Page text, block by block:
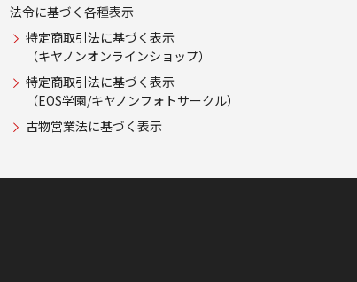
法令に基づく各種表示
特定商取引法に基づく表示
（キヤノンオンラインショップ）
特定商取引法に基づく表示
（EOS学園/キヤノンフォトサークル）
古物営業法に基づく表示